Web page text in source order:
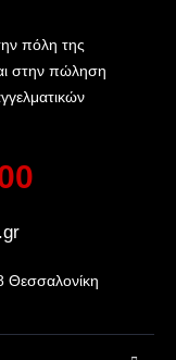
πόλη της
στην πώληση
Θεσσαλονίκη